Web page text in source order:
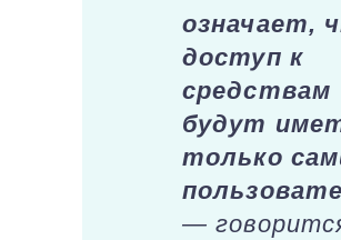
означает,
доступ к
средствам
будут
только
—